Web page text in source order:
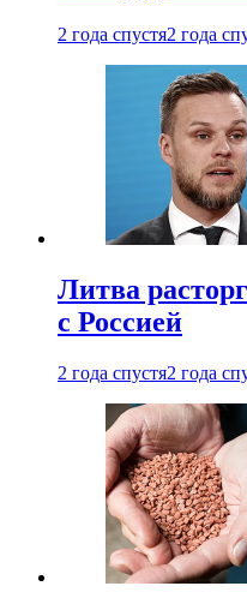
2 года спустя2 года
Литва
с Россией
2 года спустя2 года